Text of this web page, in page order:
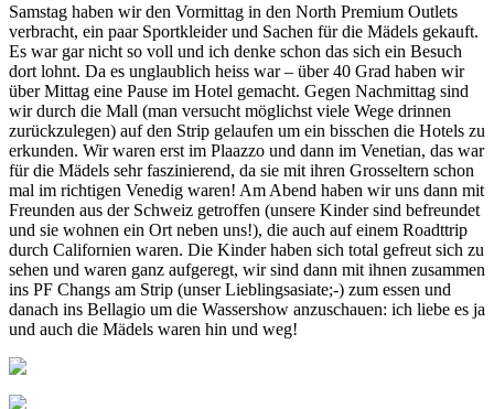
Samstag haben wir den Vormittag in den North Premium Outlets
verbracht, ein paar Sportkleider und Sachen für die Mädels gekauft.
Es war gar nicht so voll und ich denke schon das sich ein Besuch
dort lohnt. Da es unglaublich heiss war – über 40 Grad haben wir
über Mittag eine Pause im Hotel gemacht. Gegen Nachmittag sind
wir durch die Mall (man versucht möglichst viele Wege drinnen
zurückzulegen) auf den Strip gelaufen um ein bisschen die Hotels zu
erkunden. Wir waren erst im Plaazzo und dann im Venetian, das war
für die Mädels sehr faszinierend, da sie mit ihren Grosseltern schon
mal im richtigen Venedig waren! Am Abend haben wir uns dann mit
Freunden aus der Schweiz getroffen (unsere Kinder sind befreundet
und sie wohnen ein Ort neben uns!), die auch auf einem Roadttrip
durch Californien waren. Die Kinder haben sich total gefreut sich zu
sehen und waren ganz aufgeregt, wir sind dann mit ihnen zusammen
ins PF Changs am Strip (unser Lieblingsasiate;-) zum essen und
danach ins Bellagio um die Wassershow anzuschauen: ich liebe es ja
und auch die Mädels waren hin und weg!